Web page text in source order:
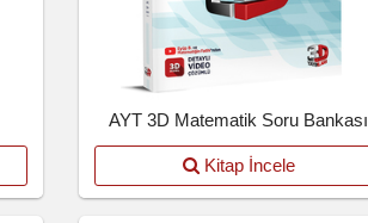
AYT 3D Matematik Soru Bankası
Kitap İncele